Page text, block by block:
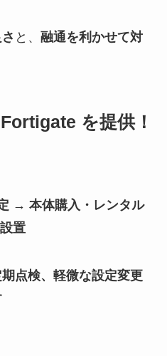
と、 融通を利かせて対
を提供！
→ 本体購入・レンタル
置
点検、軽微な設定変更